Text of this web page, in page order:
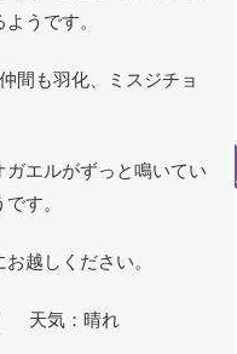
うです。
間も羽化、ミスジチョ
エルがずっと鳴いてい
す。
越しください。
天気：晴れ